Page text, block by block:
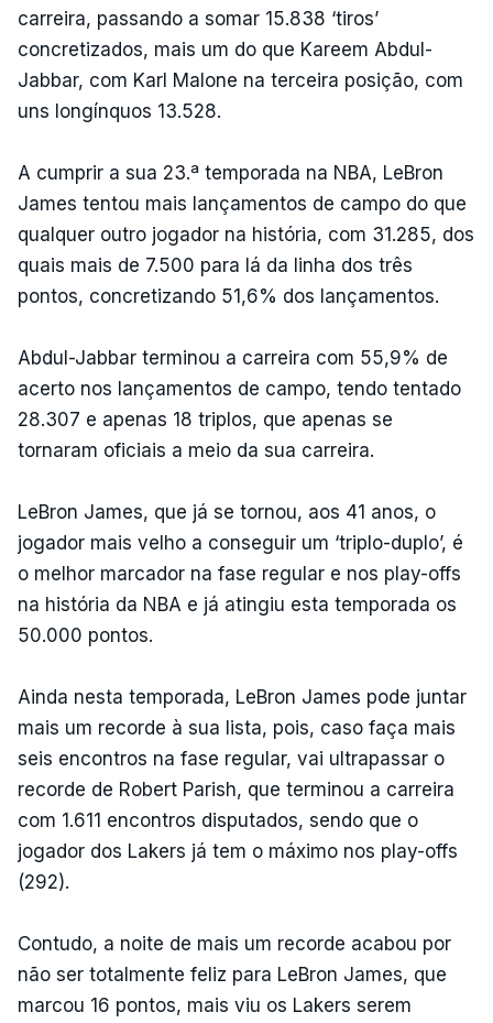
carreira, passando a somar 15.838 ‘tiros’
concretizados, mais um do que Kareem Abdul-
Jabbar, com Karl Malone na terceira posição, com
uns longínquos 13.528.
A cumprir a sua 23.ª temporada na NBA, LeBron
James tentou mais lançamentos de campo do que
qualquer outro jogador na história, com 31.285, dos
quais mais de 7.500 para lá da linha dos três
pontos, concretizando 51,6% dos lançamentos.
Abdul-Jabbar terminou a carreira com 55,9% de
acerto nos lançamentos de campo, tendo tentado
28.307 e apenas 18 triplos, que apenas se
tornaram oficiais a meio da sua carreira.
LeBron James, que já se tornou, aos 41 anos, o
jogador mais velho a conseguir um ‘triplo-duplo’, é
o melhor marcador na fase regular e nos play-offs
na história da NBA e já atingiu esta temporada os
50.000 pontos.
Ainda nesta temporada, LeBron James pode juntar
mais um recorde à sua lista, pois, caso faça mais
seis encontros na fase regular, vai ultrapassar o
recorde de Robert Parish, que terminou a carreira
com 1.611 encontros disputados, sendo que o
jogador dos Lakers já tem o máximo nos play-offs
(292).
Contudo, a noite de mais um recorde acabou por
não ser totalmente feliz para LeBron James, que
marcou 16 pontos, mais viu os Lakers serem